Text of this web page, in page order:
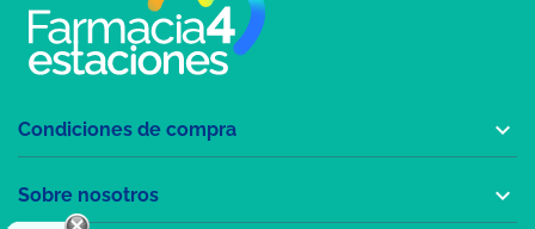
Condiciones de compra 
Sobre nosotros 